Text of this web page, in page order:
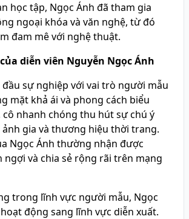
học tập, Ngọc Ánh đã tham gia
ngoại khóa và văn nghệ, từ đó
đam mê với nghệ thuật.
diễn viên Nguyễn Ngọc Ánh
đầu sự nghiệp với vai trò người mẫu
mặt khả ái và phong cách biểu
nhanh chóng thu hút sự chú ý
ảnh gia và thương hiệu thời trang.
Ngọc Ánh thường nhận được
ngợi và chia sẻ rộng rãi trên mạng
trong lĩnh vực người mẫu, Ngọc
động sang lĩnh vực diễn xuất.